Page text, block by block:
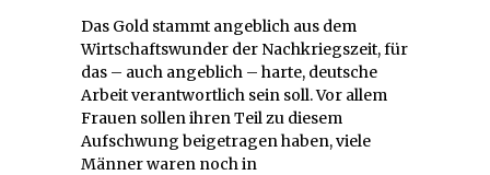
Das Gold stammt angeblich aus dem
Wirtschaftswunder der Nachkriegszeit, für
das – auch angeblich – harte, deutsche
Arbeit verantwortlich sein soll. Vor allem
Frauen sollen ihren Teil zu diesem
Aufschwung beigetragen haben, viele
Männer waren noch in